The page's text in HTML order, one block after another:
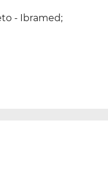
- Ibramed;